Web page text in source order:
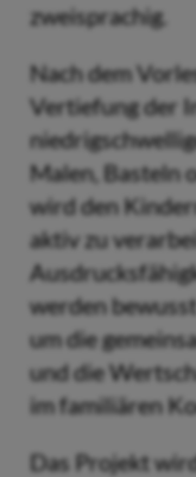
zweisprachig.
Nach dem
Vertiefung der
Malen, Basteln
wird den
aktiv zu
werden
um die
und die
im familiären
Das Projekt